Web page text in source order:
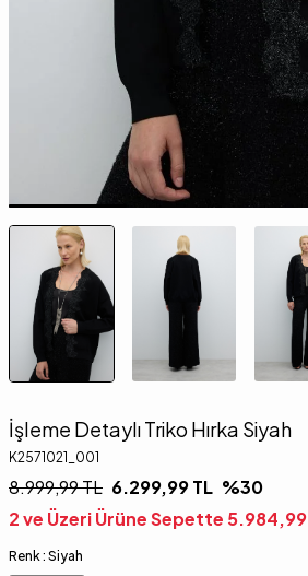
İşleme Detaylı Triko Hırka Siyah
K2571021_001
8.999,99TL 6.299,99TL %30
2 ve Üzeri Ürüne Sepette 5.984,99
Renk : Siyah